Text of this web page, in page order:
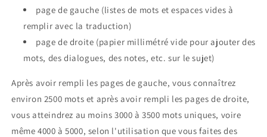
page de gauche (listes de mots et espaces vides à
remplir avec la traduction)
page de droite (papier millimétré vide pour ajouter des
mots, des dialogues, des notes, etc. sur le sujet)
Après avoir rempli les pages de gauche, vous connaîtrez
environ 2500 mots et après avoir rempli les pages de droite,
vous atteindrez au moins 3000 à 3500 mots uniques, voire
même 4000 à 5000, selon l'utilisation que vous faites des